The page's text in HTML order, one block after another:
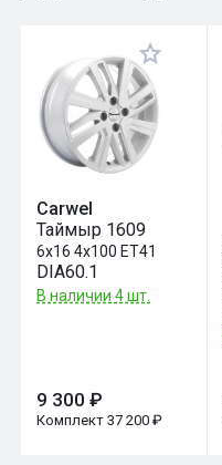
Оставить отзыв
Carwel
Таймыр 1609
6x16 4x100 ET41
DIA60.1
В наличии 4 шт.
9 300 ₽
Комплект 37 200 ₽